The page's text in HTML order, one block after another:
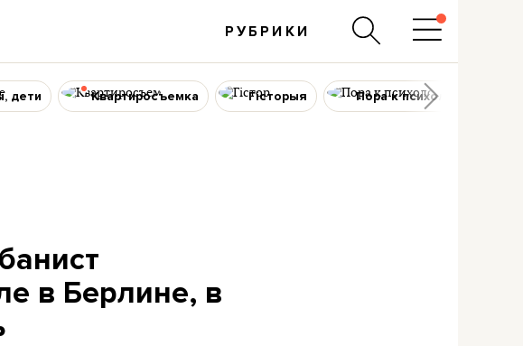
РУБРИКИ
дети Квартиросъемка Гісторыя Пора к психологу
в Берлине, в